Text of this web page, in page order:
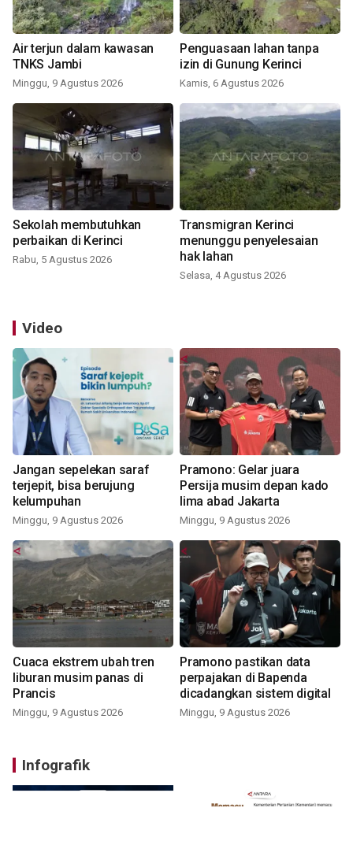
Air terjun dalam kawasan
TNKS Jambi
Minggu, 9 Agustus 2026
Penguasaan lahan tanpa
izin di Gunung Kerinci
Kamis, 6 Agustus 2026
Sekolah membutuhkan
perbaikan di Kerinci
Rabu, 5 Agustus 2026
Transmigran Kerinci
menunggu penyelesaian
hak lahan
Selasa, 4 Agustus 2026
Video
Jangan sepelekan saraf
terjepit, bisa berujung
kelumpuhan
Minggu, 9 Agustus 2026
Pramono: Gelar juara
Persija musim depan kado
lima abad Jakarta
Minggu, 9 Agustus 2026
Cuaca ekstrem ubah tren
liburan musim panas di
Prancis
Minggu, 9 Agustus 2026
Pramono pastikan data
perpajakan di Bapenda
dicadangkan sistem digital
Minggu, 9 Agustus 2026
Infografik